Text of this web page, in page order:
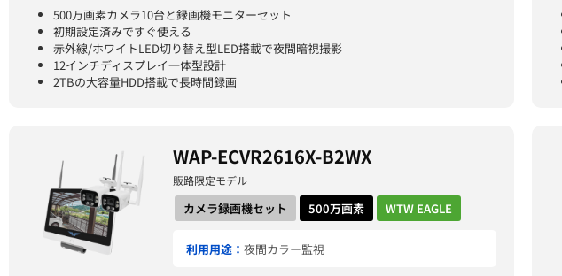
500万画素カメラ10台と録画機モニターセット
初期設定済みですぐ使える
赤外線/ホワイトLED切り替え型LED搭載で夜間暗視撮影
12インチディスプレイ一体型設計
2TBの大容量HDD搭載で長時間録画
WAP-ECVR2616X-B2WX
販路限定モデル
カメラ録画機セット 500万画素 WTW EAGLE
利用用途： 夜間カラー監視